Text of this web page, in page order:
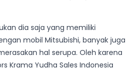
dia saja yang memiliki
mobil Mitsubishi, banyak juga
hal serupa. Oleh karena
Krama Yudha Sales Indonesia